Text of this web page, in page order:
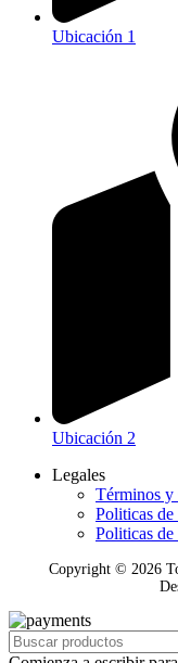
Ubicación 1
Ubicación 2
Legales
Términos y
Politicas
Politicas
Copyright © 2026